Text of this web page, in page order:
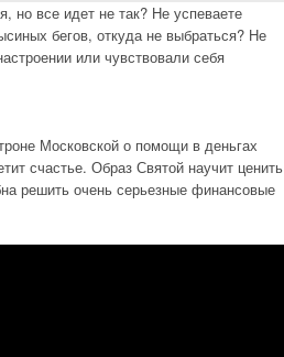
но все идет не так? Не успеваете
бегов, откуда не выбраться? Не
или чувствовали себя
Московской о помощи в деньгах
счастье. Образ Святой научит ценить
решить очень серьезные финансовые